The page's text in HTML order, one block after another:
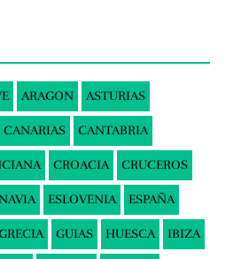
ARAGON ASTURIAS
CANARIAS CANTABRIA
CROACIA CRUCEROS
ESLOVENIA ESPAÑA
GUIAS HUESCA IBIZA